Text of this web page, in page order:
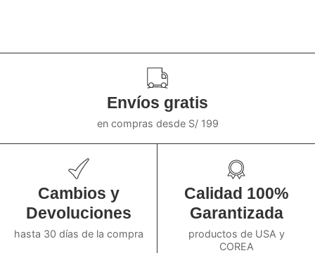
Envíos gratis
en compras desde S/ 199
Cambios y
Devoluciones
hasta 30 días de la compra
Calidad 100%
Garantizada
productos de USA y
COREA